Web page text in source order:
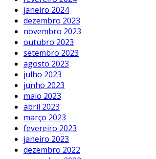
janeiro 2024
dezembro 2023
novembro 2023
outubro 2023
setembro 2023
agosto 2023
julho 2023
junho 2023
maio 2023
abril 2023
março 2023
fevereiro 2023
janeiro 2023
dezembro 2022